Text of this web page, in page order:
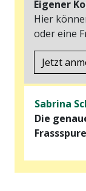
Eigener
Hier
oder eine
Jetzt
Sabrina
Die